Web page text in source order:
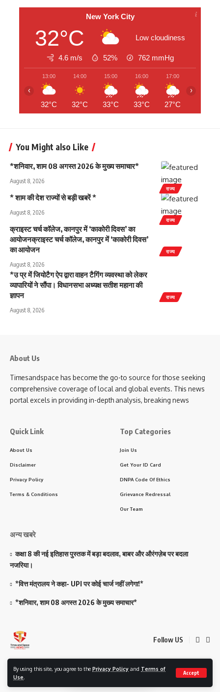
By using this site, you agree to the Privacy Policy and Terms of
Use
Accept
New York City
32°C Low cloudiness
4.6 m/s 52% 762 mmHg
13:00
32°C
14:00
32°C
15:00
33°C
16:00
33°C
17:00
27°C
‹ ›
You Might also Like
राज्य
*शनिवार, शाम 08 अगस्त 2026 के मुख्य समाचार*
August 8, 2026
राज्य
* शाम की देश राज्यों से बड़ी खबरें *
August 8, 2026
राज्य
क्राइस्ट चर्च कॉलेज, कानपुर में ‘काकोरी दिवस’ का
आयोजनक्राइस्ट चर्च कॉलेज, कानपुर में ‘काकोरी दिवस’
का आयोजन
August 8, 2026
राज्य
*उ प्र में जियोटैग ऐप द्वारा वाहन टैगिंग व्यवस्था को लेकर
व्यापारियों ने सौंपा। विधानसभा अध्यक्ष सतीश महाना की
ज्ञापन
August 8, 2026
About Us
Timesandspace has become the go-to source for those seeking
comprehensive coverage of local and global events. This news
portal excels in providing in-depth analysis, breaking news
Quick Link
About Us
Disclaimer
Privacy Policy
Terms & Conditions
Top Categories
Join Us
Get Your ID Card
DNPA Code Of Ethics
Grievance Redressal
Our Team
अन्य खबरे
कक्षा 8 की नई इतिहास पुस्तक में बड़ा बदलाव, बाबर और औरंगज़ेब पर बदला
नजरिया।
*वित्त मंत्रालय ने कहा- UPI पर कोई चार्ज नहीं लगेगा!*
*शनिवार, शाम 08 अगस्त 2026 के मुख्य समाचार*
Follow US
© 2023 Timesandspace. All Rights Reserved. Developed and Managed By